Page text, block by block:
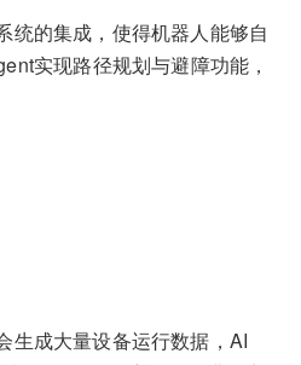
统的集成，使得机器人能够自
实现路径规划与避障功能，
生成大量设备运行数据，AI